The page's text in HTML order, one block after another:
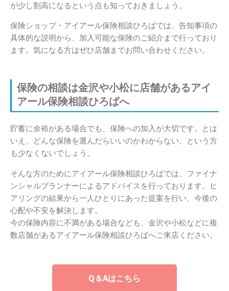
が少し割高になるという点も知っておきましょう。
保険ショップ・アイアール保険相談ひろばでは、告知事項の
具体的な説明から、加入可能な保険のご紹介まで行っており
ます。気になる方はぜひ店舗までお問い合わせください。
保険の相談は金沢や小松に店舗があるアイ
アール保険相談ひろばへ
貯蓄に余裕がある場合でも、保険への加入が大切です。とは
いえ、どんな保険を選んだらいいのかわからない、という方
も少なくないでしょう。
そんな方のためにアイアール保険相談ひろばでは、ファイナ
ンシャルプランナーによるアドバイスを行っております。ヒ
アリングの結果から一人ひとりにあった提案を行い、今後の
心配や不安を解決します。
今の保険内容に不満がある場合なども、金沢や小松などに複
数店舗があるアイアール保険相談ひろばへご来店ください。
Q＆Aはこちら